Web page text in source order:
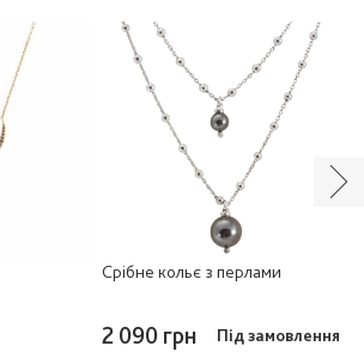
Срібне кольє з перлами
2 090 грн Під замовлення